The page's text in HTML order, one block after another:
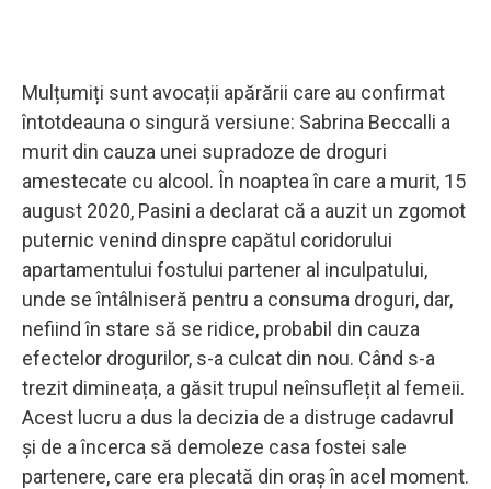
Mulțumiți sunt avocații apărării care au confirmat
întotdeauna o singură versiune: Sabrina Beccalli a
murit din cauza unei supradoze de droguri
amestecate cu alcool. În noaptea în care a murit, 15
august 2020, Pasini a declarat că a auzit un zgomot
puternic venind dinspre capătul coridorului
apartamentului fostului partener al inculpatului,
unde se întâlniseră pentru a consuma droguri, dar,
nefiind în stare să se ridice, probabil din cauza
efectelor drogurilor, s-a culcat din nou. Când s-a
trezit dimineața, a găsit trupul neînsuflețit al femeii.
Acest lucru a dus la decizia de a distruge cadavrul
și de a încerca să demoleze casa fostei sale
partenere, care era plecată din oraș în acel moment.